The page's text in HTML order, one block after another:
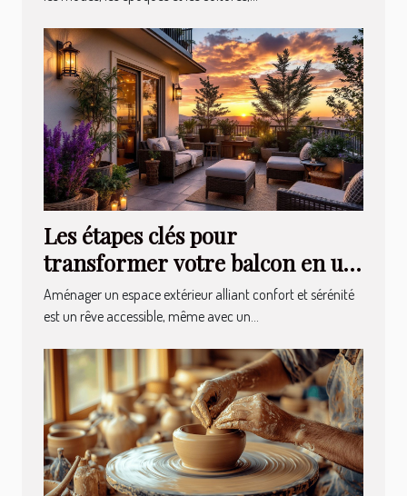
Les étapes clés pour
transformer votre balcon en un
havre de paix
Aménager un espace extérieur alliant confort et sérénité
est un rêve accessible, même avec un...